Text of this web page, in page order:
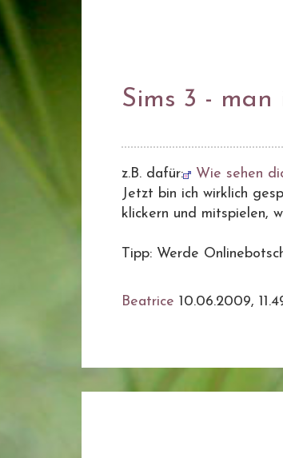
Sims 3 -
z.B. dafür:
Wie sehen
Jetzt bin ich wirklich
klickern und mitspielen,
Tipp: Werde
Beatrice 10.06.2009,